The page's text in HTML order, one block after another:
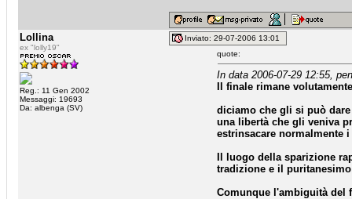
Lollina
ex "lolly19"
Reg.: 11 Gen 2002
Messaggi: 19693
Da: albenga (SV)
Inviato: 29-07-2006 13:01
quote:
In data 2006-07-29 12:55,
Il finale rimane
diciamo che gli si può
una libertà che gli veniva
estrinsacare normalmente
Il luogo della sparizione
tradizione e il
Comunque l'ambiguità del